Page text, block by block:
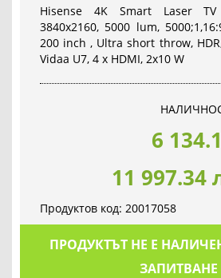
Hisense 4K Smart Laser
3840x2160, 5000 lum,
200 inch , Ultra short throw,
Vidaa U7, 4 x HDMI, 2x10 W
6
11
Продуктов код: 20017058
ПРОДУКТЪТ НЕ Е
ЗАПИТВАНЕ